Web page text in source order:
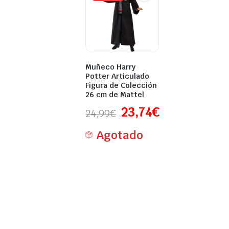
Muñeco Harry
Potter Articulado
Figura de Colección
26 cm de Mattel
24,99€ 23,74€
Agotado